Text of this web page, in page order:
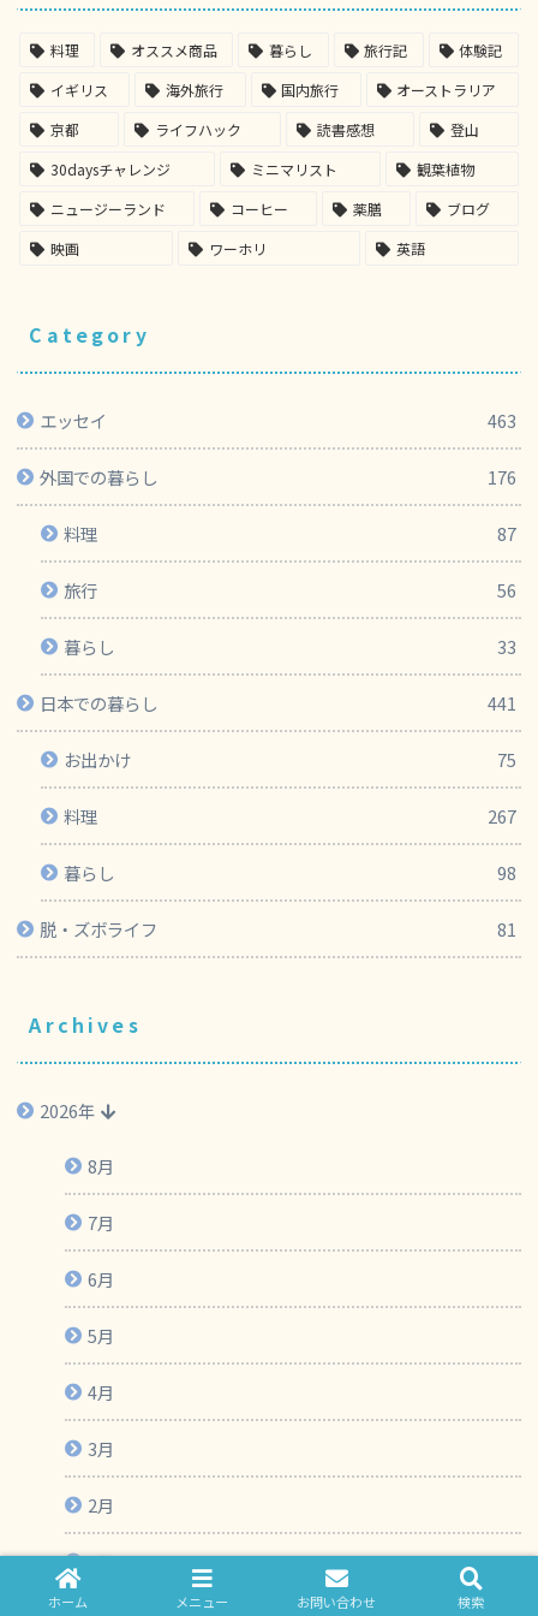
料理 オススメ商品 暮らし 旅行記
体験記
イギリス
海外旅行 国内旅行
オーストラリア
京都
ライフハック 読書感想
登山
30daysチャレンジ
ミニマリスト
観葉植物
ニュージーランド
コーヒー 薬膳
ブログ
映画
ワーホリ 英語
Category
エッセイ 463
外国での暮らし 176
料理 87
旅行 56
暮らし 33
日本での暮らし 441
お出かけ 75
料理 267
暮らし 98
脱・ズボライフ 81
Archives
2026年
8月
7月
6月
5月
4月
3月
2月
1月
ホーム メニュー お問い合わせ 検索